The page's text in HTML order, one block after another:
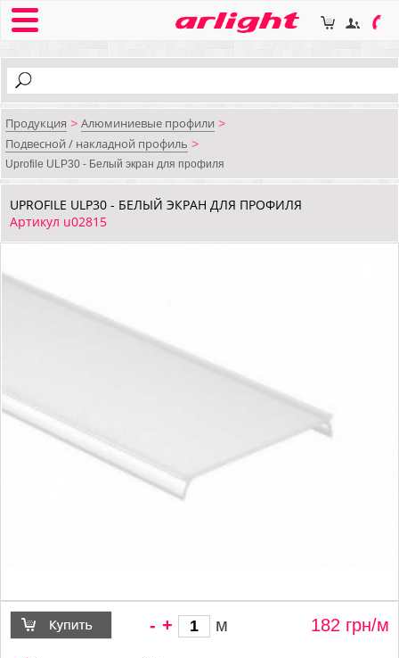
Продукция > Алюминиевые профили >
Подвесной / накладной профиль >
Uprofile ULP30 - Белый экран для профиля
UPROFILE ULP30 - БЕЛЫЙ ЭКРАН ДЛЯ ПРОФИЛЯ
Артикул u02815
- + м 182 грн/м